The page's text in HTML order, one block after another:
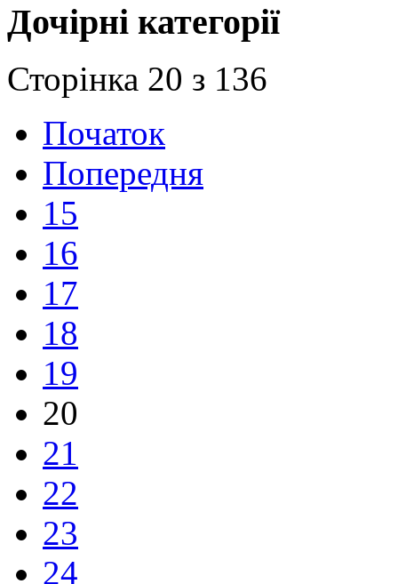
Дочірні категорії
Сторінка 20 з 136
Початок
Попередня
15
16
17
18
19
20
21
22
23
24